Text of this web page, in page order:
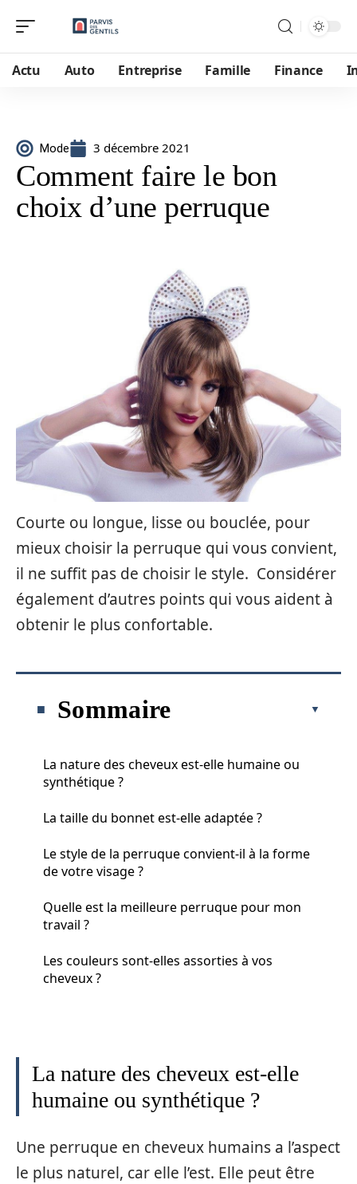
Actu Auto Entreprise Famille Finance
Mode 3 décembre 2021
Comment faire le bon
choix d’une perruque
Courte ou longue, lisse ou bouclée, pour
mieux choisir la perruque qui vous convient,
il ne suffit pas de choisir le style. Considérer
également d’autres points qui vous aident à
obtenir le plus confortable.
Sommaire
La nature des cheveux est-elle humaine ou
synthétique ?
La taille du bonnet est-elle adaptée ?
Le style de la perruque convient-il à la forme
de votre visage ?
Quelle est la meilleure perruque pour mon
travail ?
Les couleurs sont-elles assorties à vos
cheveux ?
La nature des cheveux est-elle
humaine ou synthétique ?
Une perruque en cheveux humains a l’aspect
le plus naturel, car elle l’est. Elle peut être